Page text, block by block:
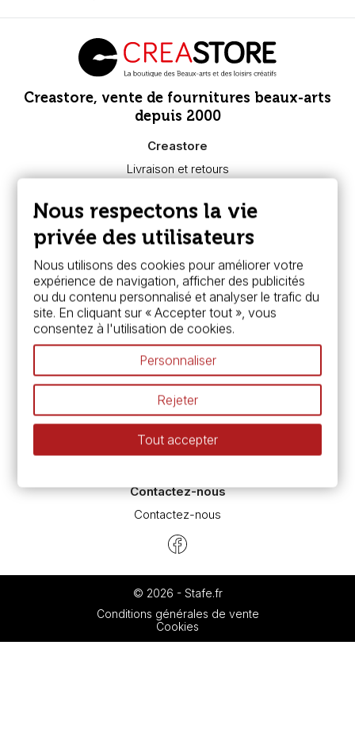
Creastore, vente de fournitures beaux-arts
depuis 2000
Creastore
Livraison et retours
Paiement sécurisé
FAQ
Boutique à Angers
Services
Carte fidélité & avantages
Chèque cadeau, bon cadeaux
Devis & bon de commande
Pass culture - mode d'emploi
Nos promotions en cours
Espace conseils
L’aquarelle en tubes ou en godets ?
Le vocabulaire technique de l’aquarelle
Différence entre peinture Fine et Extra-fine
Préparer une toile pour peinture à l'huile et acrylique
Contactez-nous
Contactez-nous
© 2026 - Stafe.fr
Conditions générales de vente
Cookies
Nous respectons la vie
privée des utilisateurs
Nous utilisons des cookies pour améliorer votre
expérience de navigation, afficher des publicités
ou du contenu personnalisé et analyser le trafic du
site. En cliquant sur « Accepter tout », vous
consentez à l'utilisation de cookies.
Personnaliser
Rejeter
Tout accepter